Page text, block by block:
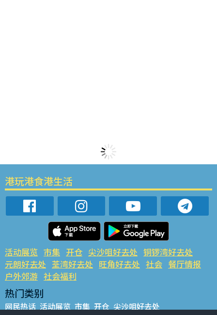
港玩港食港生活
活动展览 市集 开仓 尖沙咀好去处 铜锣湾好去处
元朗好去处 荃湾好去处 旺角好去处 社会 餐厅情报
户外郊游 社会福利
热门类别
网民热话 活动展览 市集 开仓 尖沙咀好去处